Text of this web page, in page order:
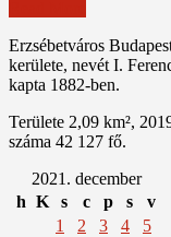
Erzsébetváros
kerülete, nevét I.
kapta 1882-ben.
Területe 2,09 km²,
száma 42 127 fő.
2021. december
h K s c p s
v
1
2 3 4
5